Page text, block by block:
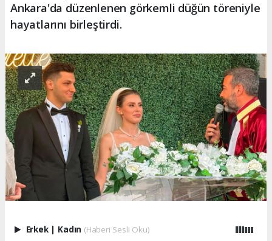
Ankara'da düzenlenen görkemli düğün töreniyle
hayatlarını birleştirdi.
Erkek | Kadın (Haberi Sesli Oku)